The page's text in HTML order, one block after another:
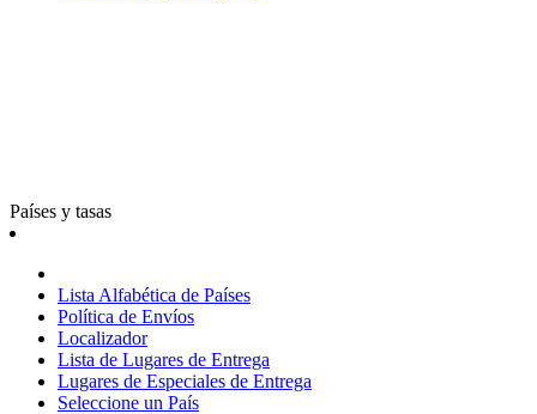
Países y tasas
Lista Alfabética de Países
Política de Envíos
Localizador
Lista de Lugares de Entrega
Lugares de Especiales de Entrega
Seleccione un País